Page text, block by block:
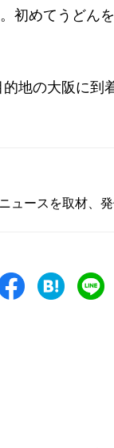
初めてうどん
地の大阪に到
ュースを取材、発